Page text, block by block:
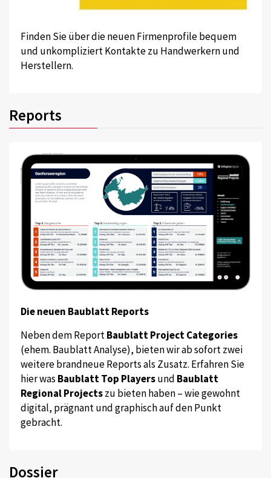
Finden Sie über die neuen Firmenprofile bequem
und unkompliziert Kontakte zu Handwerkern und
Herstellern.
Reports
Die neuen Baublatt Reports
Neben dem ReportBaublatt Project Categories
(ehem. Baublatt Analyse), bieten wir ab sofort zwei
weitere brandneue Reports als Zusatz. Erfahren Sie
hier was Baublatt Top Playersund Baublatt
Regional Projectszu bieten haben – wie gewohnt
digital, prägnant und graphisch auf den Punkt
gebracht.
Dossier